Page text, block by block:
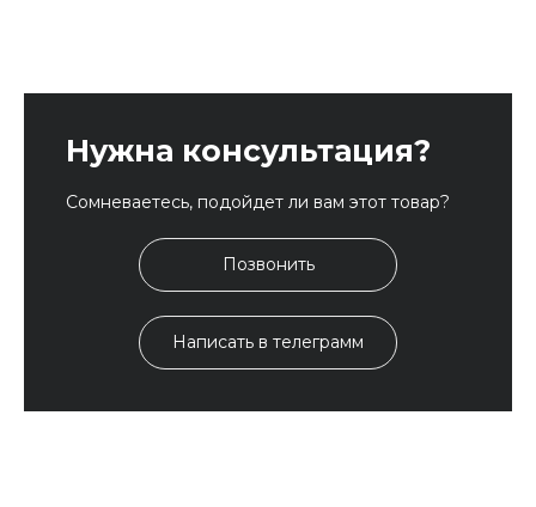
Нужна консультация?
Сомневаетесь, подойдет ли вам этот товар?
Позвонить
Написать в телеграмм